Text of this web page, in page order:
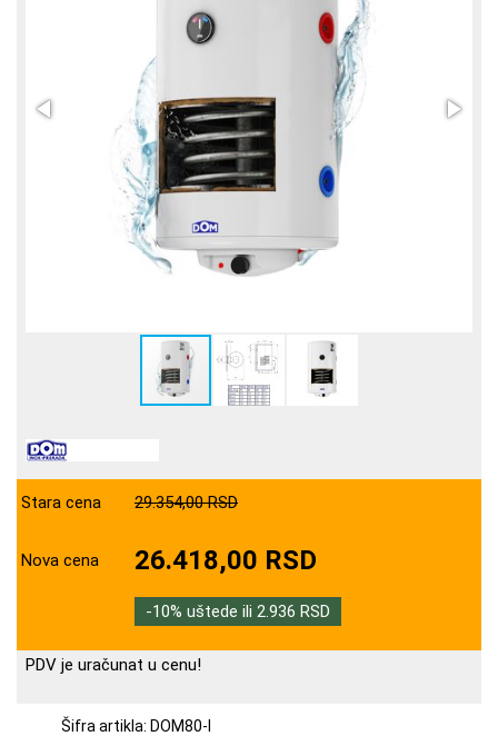
Stara cena 29.354,00 RSD
Nova cena 26.418,00 RSD
-10% uštede ili 2.936 RSD
PDV je uračunat u cenu!
Šifra artikla: DOM80-I